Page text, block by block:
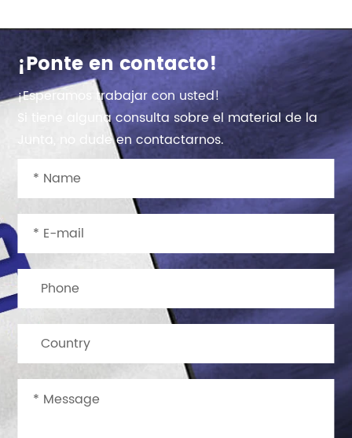
¡Ponte en contacto!
¡Esperamos trabajar con usted!
Si tiene alguna consulta sobre el material de la
Junta, no dude en contactarnos.